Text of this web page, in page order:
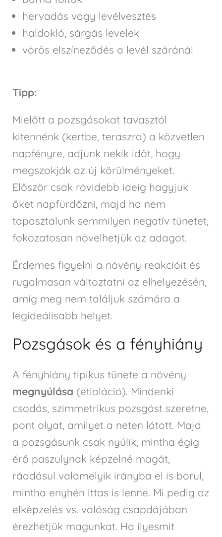
hervadás vagy levélvesztés
haldokló, sárgás levelek
vörös elszíneződés a levél száránál
Tipp:
Mielőtt a pozsgásokat tavasztól
kitennénk (kertbe, teraszra) a közvetlen
napfényre, adjunk nekik időt, hogy
megszokják az új körülményeket.
Először csak rövidebb ideig hagyjuk
őket napfürdőzni, majd ha nem
tapasztalunk semmilyen negatív tünetet,
fokozatosan növelhetjük az adagot.
Érdemes figyelni a növény reakcióit és
rugalmasan változtatni az elhelyezésén,
amíg meg nem találjuk számára a
legideálisabb helyet.
Pozsgások és a fényhiány
A fényhiány tipikus tünete a növény
megnyúlása (etioláció). Mindenki
csodás, szimmetrikus pozsgást szeretne,
pont olyat, amilyet a neten látott. Majd
a pozsgásunk csak nyúlik, mintha égig
érő paszulynak képzelné magát,
ráadásul valamelyik irányba el is borul,
mintha enyhén ittas is lenne. Mi pedig az
elképzelés vs. valóság csapdájában
érezhetjük magunkat. Ha ilyesmit